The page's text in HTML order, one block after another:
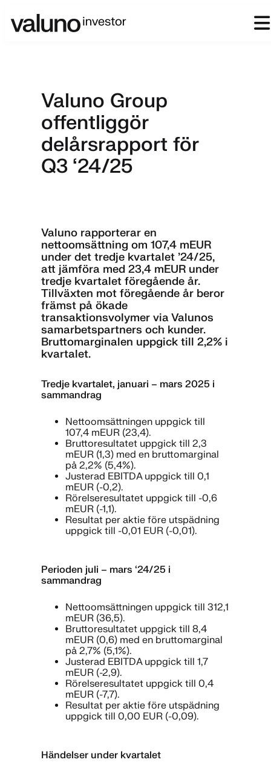
Valuno Group
offentliggör
delårsrapport för
Q3 ‘24/25
Valuno rapporterar en
nettoomsättning om 107,4 mEUR
under det tredje kvartalet ’24/25,
att jämföra med 23,4 mEUR under
tredje kvartalet föregående år.
Tillväxten mot föregående år beror
främst på ökade
transaktionsvolymer via Valunos
samarbetspartners och kunder.
Bruttomarginalen uppgick till 2,2% i
kvartalet.
Tredje kvartalet, januari – mars 2025 i
sammandrag
Nettoomsättningen uppgick till
107,4 mEUR (23,4).
Bruttoresultatet uppgick till 2,3
mEUR (1,3) med en bruttomarginal
på 2,2% (5,4%).
Justerad EBITDA uppgick till 0,1
mEUR (-0,2).
Rörelseresultatet uppgick till -0,6
mEUR (-1,1).
Resultat per aktie före utspädning
uppgick till -0,01 EUR (-0,01).
Perioden juli – mars ‘24/25 i
sammandrag
Nettoomsättningen uppgick till 312,1
mEUR (36,5).
Bruttoresultatet uppgick till 8,4
mEUR (0,6) med en bruttomarginal
på 2,7% (5,1%).
Justerad EBITDA uppgick till 1,7
mEUR (-2,9).
Rörelseresultatet uppgick till 0,4
mEUR (-7,7).
Resultat per aktie före utspädning
uppgick till 0,00 EUR (-0,09).
Händelser under kvartalet